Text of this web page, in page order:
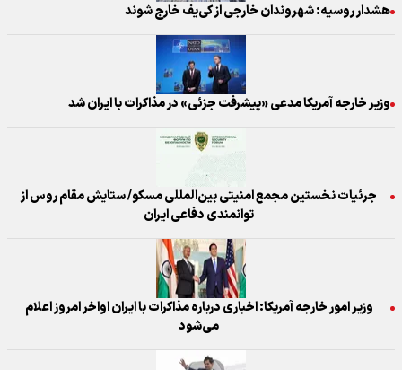
هشدار روسیه: شهروندان خارجی از کی‌یف خارج شوند
وزیر خارجه آمریکا مدعی «پیشرفت جزئی» در مذاکرات با ایران شد
جرئیات نخستین مجمع امنیتی بین‌المللی مسکو/ ستایش مقام روس از
توانمندی دفاعی ایران
وزیر امور خارجه آمریکا: اخباری درباره مذاکرات با ایران اواخر امروز اعلام
می‌شود